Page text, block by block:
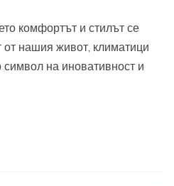
комфортът и стилът се
от нашия живот, климатици
символ на иновативност и